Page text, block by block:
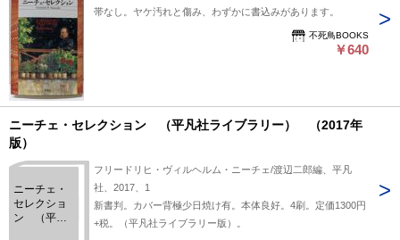
帯なし。ヤケ汚れと傷み、わずかに書込みがあります。
不死鳥BOOKS
￥640
ニーチェ・セレクション （平凡社ライブラリー） （2017年
版）
ニーチェ・
セレクショ
ン （平凡
フリードリヒ・ヴィルヘルム・ニーチェ/渡辺二郎編、平凡
社、2017、1
新書判。カバー背極少日焼け有。本体良好。4刷。定価1300円
+税。（平凡社ライブラリー版）。